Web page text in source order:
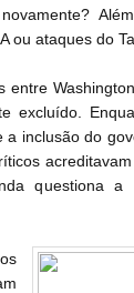
ou ataques do
entre
excluído.
inclusão do
questiona a